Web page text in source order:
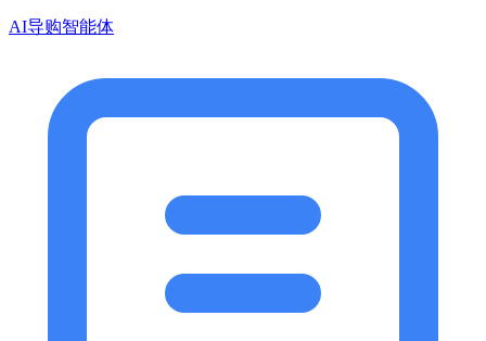
AI导购智能体